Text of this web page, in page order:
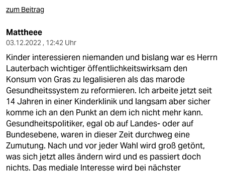
zum Beitrag
Mattheee
03.12.2022 , 12:42 Uhr
Kinder interessieren niemanden und bislang war es Herrn
Lauterbach wichtiger öffentlichkeitswirksam den
Konsum von Gras zu legalisieren als das marode
Gesundheitssystem zu reformieren. Ich arbeite jetzt seit
14 Jahren in einer Kinderklinik und langsam aber sicher
komme ich an den Punkt an dem ich nicht mehr kann.
Gesundheitspolitiker, egal ob auf Landes- oder auf
Bundesebene, waren in dieser Zeit durchweg eine
Zumutung. Nach und vor jeder Wahl wird groß getönt,
was sich jetzt alles ändern wird und es passiert doch
nichts. Das mediale Interesse wird bei nächster